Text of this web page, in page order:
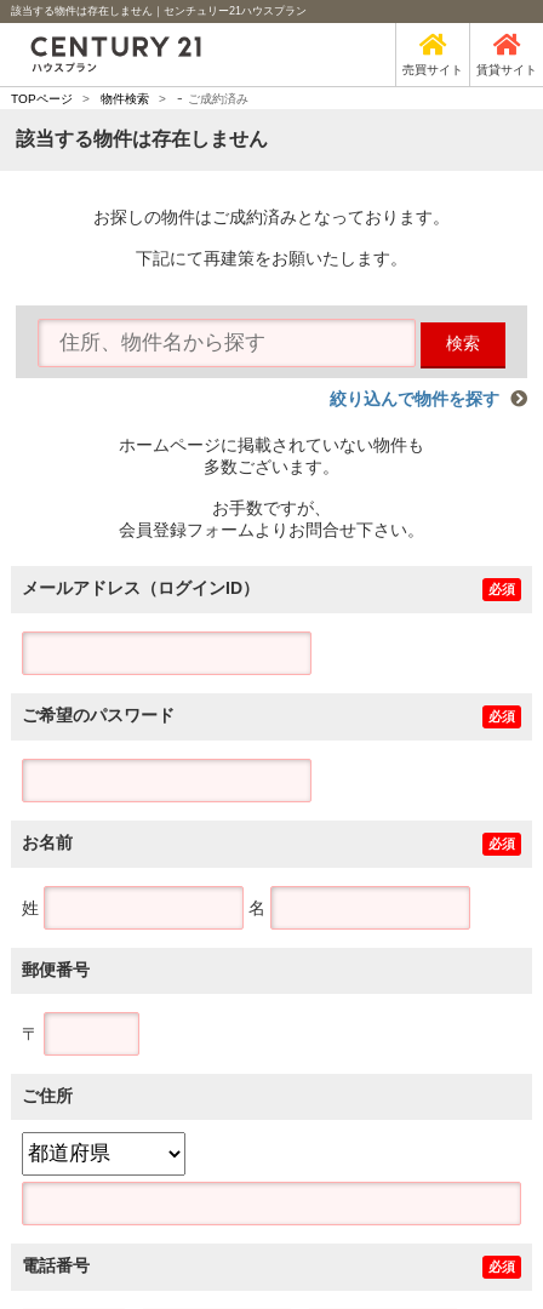
該当する物件は存在しません｜センチュリー21ハウスプラン
売買サイト 賃貸サイト
TOPページ > 物件検索 > - ご成約済み
該当する物件は存在しません
お探しの物件はご成約済みとなっております。
下記にて再建策をお願いたします。
検索
絞り込んで物件を探す
ホームページに掲載されていない物件も
多数ございます。
お手数ですが、
会員登録フォームよりお問合せ下さい。
メールアドレス（ログインID） 必須
ご希望のパスワード 必須
お名前 必須
姓 名
郵便番号
〒
ご住所
電話番号 必須